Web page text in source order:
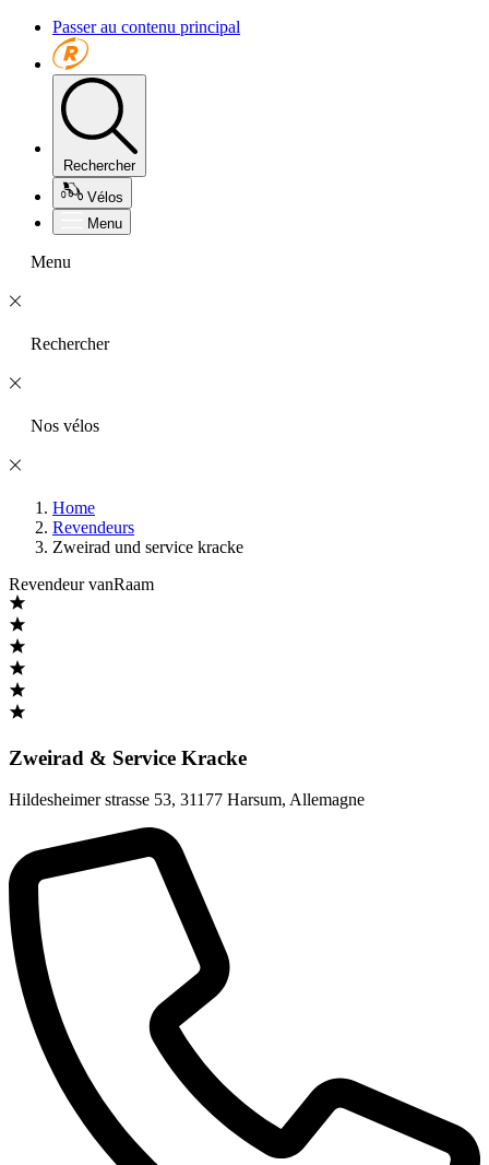
Passer au contenu principal
Rechercher
Vélos
Menu
Menu
Rechercher
Nos vélos
Home
Revendeurs
Zweirad und service kracke
Revendeur vanRaam
Zweirad & Service Kracke
Hildesheimer strasse 53, 31177 Harsum, Allemagne